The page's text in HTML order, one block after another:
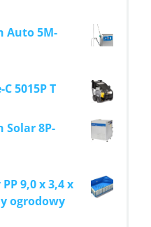
Auto 5M-
5015P T
Solar 8P-
9,0 x 3,4 x
ogrodowy